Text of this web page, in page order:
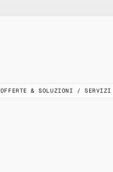
OFFERTE & SOLUZIONI / SERVIZI